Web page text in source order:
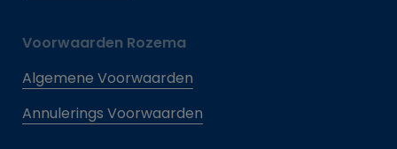
Voorwaarden Rozema
Algemene Voorwaarden
Annulerings Voorwaarden